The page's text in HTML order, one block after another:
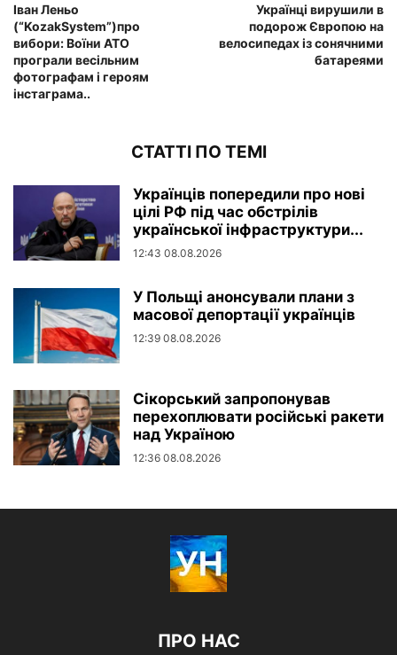
Іван Леньо
(“KozakSystem”)про
вибори: Воїни АТО
програли весільним
фотографам і героям
інстаграма..
Українці вирушили в
подорож Європою на
велосипедах із сонячними
батареями
СТАТТІ ПО ТЕМІ
Українців попередили про нові
цілі РФ під час обстрілів
української інфраструктури...
12:43 08.08.2026
У Польщі анонсували плани з
масової депортації українців
12:39 08.08.2026
Сікорський запропонував
перехоплювати російські ракети
над Україною
12:36 08.08.2026
ПРО НАС